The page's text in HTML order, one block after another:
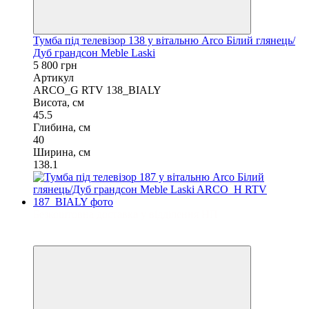
Тумба під телевізор 138 у вітальню Arco Білий глянець/
Дуб грандсон Meble Laski
5 800 грн
Артикул
ARCO_G RTV 138_BIALY
Висота, см
45.5
Глибина, см
40
Ширина, см
138.1